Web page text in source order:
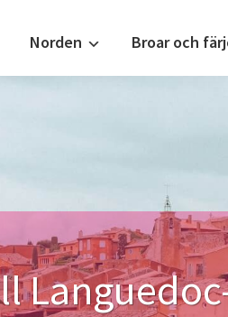
Norden Broar och